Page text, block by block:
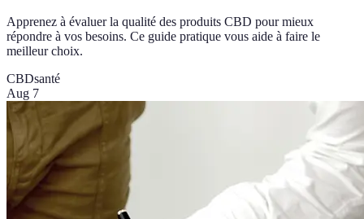
Apprenez à évaluer la qualité des produits CBD pour mieux
répondre à vos besoins. Ce guide pratique vous aide à faire le
meilleur choix.
CBDsanté
Aug 7